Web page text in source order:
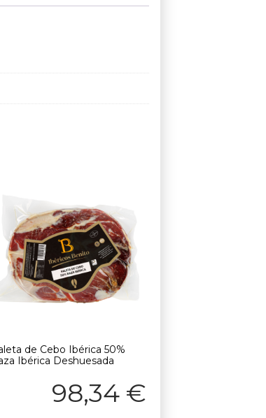
de Cebo Ibérica 50%
Ibérica Deshuesada
98,34 €